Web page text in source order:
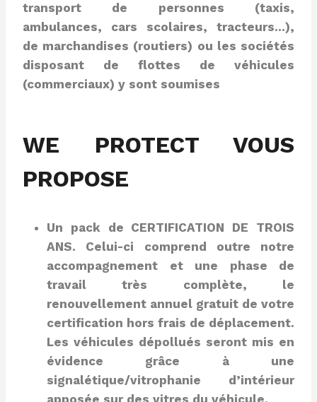
transport de personnes (taxis,
ambulances, cars scolaires, tracteurs…),
de marchandises (routiers) ou les sociétés
disposant de flottes de véhicules
(commerciaux) y sont soumises
WE PROTECT VOUS
PROPOSE
Un pack de CERTIFICATION DE TROIS
ANS. Celui-ci comprend outre notre
accompagnement et une phase de
travail très complète, le
renouvellement annuel gratuit de votre
certification hors frais de déplacement.
Les véhicules dépollués seront mis en
évidence grâce à une
signalétique/vitrophanie d’intérieur
apposée sur des vitres du véhicule.